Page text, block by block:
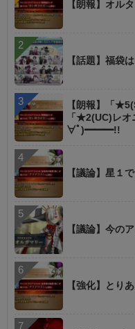
【朗報】オル
【話題】福袋
【朗報】「
「★2(UC)レ
∀ﾟ)━━━!!
【議論】星１
【議論】今の
【強化】とり